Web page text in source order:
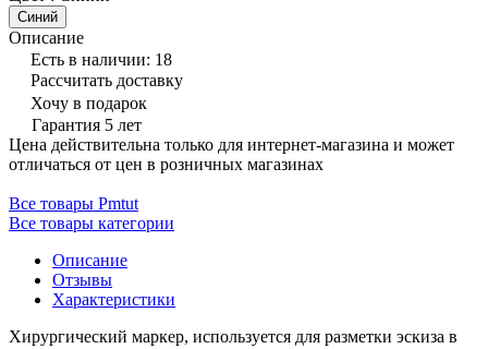
Синий
Описание
Есть в наличии: 18
Рассчитать доставку
Хочу в подарок
Гарантия 5 лет
Цена действительна только для интернет-магазина и может
отличаться от цен в розничных магазинах
Все товары Pmtut
Все товары категории
Описание
Отзывы
Характеристики
Хирургический маркер, используется для разметки эскиза в